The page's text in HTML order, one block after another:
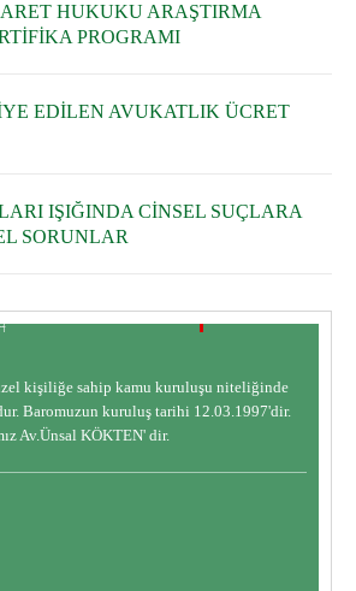
HUKUKU ARAŞTIRMA
PROGRAMI
EDİLEN AVUKATLIK ÜCRET
IŞIĞINDA CİNSEL SUÇLARA
SORUNLAR
kişiliğe sahip kamu kuruluşu niteliğinde
Baromuzun kuruluş tarihi 12.03.1997'dir.
Av.Ünsal KÖKTEN' dir.